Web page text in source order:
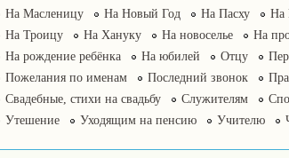
На Масленицу
На Новый Год На Пасху На
На Троицу
На Хануку На новоселье
На
На рождение ребёнка
На юбилей Отцу
Пожелания по именам
Последний звонок
Свадебные, стихи на свадьбу
Служителям
Утешение
Уходящим на пенсию Учителю